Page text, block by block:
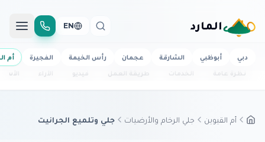
المارد EN
دبي أبوظبي الشارقة عجمان رأس الخيمة الفجيرة
أم
نظرة عامة
الخدمات طريقة العمل فيديو الآراء
أم القيوين جلي الرخام والأرضيات جلي وتلميع الجرانيت